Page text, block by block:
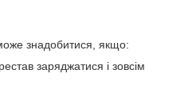
знадобитися, якщо:
заряджатися і зовсім